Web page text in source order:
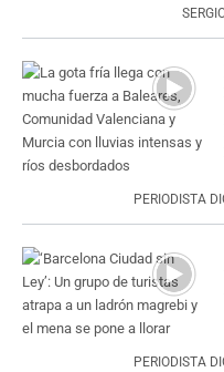
PERIODISTA
PERIODISTA